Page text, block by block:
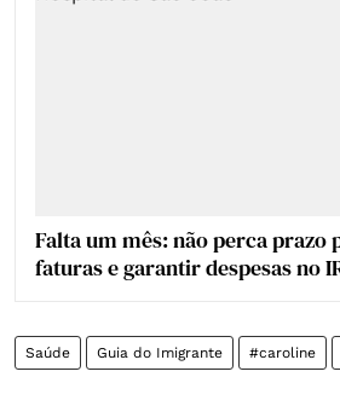
Falta um mês: não perca prazo
faturas e garantir despesas no
Saúde Guia do Imigrante #caroline